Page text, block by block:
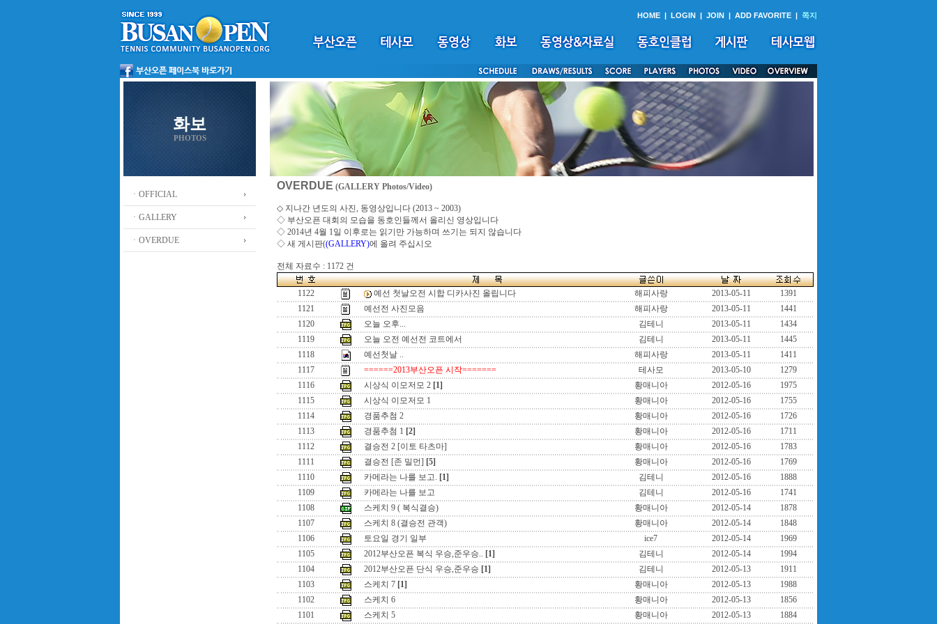
HOME | LOGIN | JOIN | ADD FAVORITE | 쪽지
화보
PHOTOS
ㆍOFFICIAL
ㆍGALLERY
ㆍOVERDUE
OVERDUE (GALLERY Photos/Video)
◇ 지나간 년도의 사진, 동영상입니다 (2013 ~ 2003)
◇ 부산오픈 대회의 모습을 동호인들께서 올리신 영상입니다
◇ 2014년 4월 1일 이후로는 읽기만 가능하며 쓰기는 되지 않습니다
◇ 새 게시판((GALLERY)에 올려 주십시오
전체 자료수 : 1172 건
1122 예선 첫날오전 시합 디카사진 올립니다 해피사랑 2013-05-11
1391
1121
예선전 사진모음 해피사랑 2013-05-11
1441
1120
오늘 오후... 김테니 2013-05-11
1434
1119
오늘 오전 예선전 코트에서 김테니 2013-05-11
1445
1118
예선첫날 .. 해피사랑 2013-05-11
1411
1117
======2013부산오픈 시작======= 테사모 2013-05-10
1279
1116
시상식 이모저모 2 [1] 황매니아 2012-05-16
1975
1115
시상식 이모저모 1 황매니아 2012-05-16
1755
1114
경품추첨 2 황매니아 2012-05-16
1726
1113
경품추첨 1 [2] 황매니아 2012-05-16
1711
1112
결승전 2 [이토 타츠마] 황매니아 2012-05-16
1783
1111
결승전 [존 밀먼] [5] 황매니아 2012-05-16
1769
1110
카메라는 나를 보고. [1] 김테니 2012-05-16
1888
1109
카메라는 나를 보고 김테니 2012-05-16
1741
1108
스케치 9 ( 복식결승) 황매니아 2012-05-14
1878
1107
스케치 8 (결승전 관객) 황매니아 2012-05-14
1848
1106
토요일 경기 일부 ice7 2012-05-14
1969
1105
2012부산오픈 복식 우승,준우승.. [1] 김테니 2012-05-14
1994
1104
2012부산오픈 단식 우승,준우승 [1] 김테니 2012-05-13
1911
1103
스케치 7 [1] 황매니아 2012-05-13
1988
1102
스케치 6 황매니아 2012-05-13
1856
1101
스케치 5 황매니아 2012-05-13 1884